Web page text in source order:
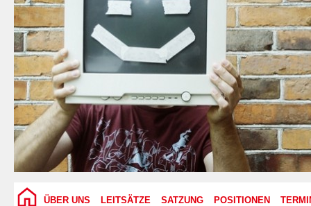
ÜBER UNS LEITSÄTZE SATZUNG POSITIONEN